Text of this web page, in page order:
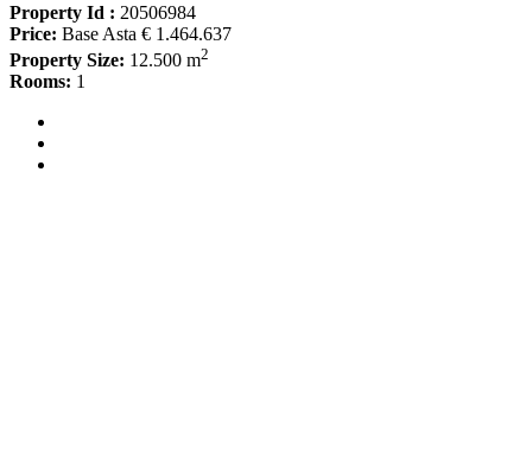
Property Id : 20506984
Price: Base Asta € 1.464.637
Property Size: 12.500 m2
Rooms: 1